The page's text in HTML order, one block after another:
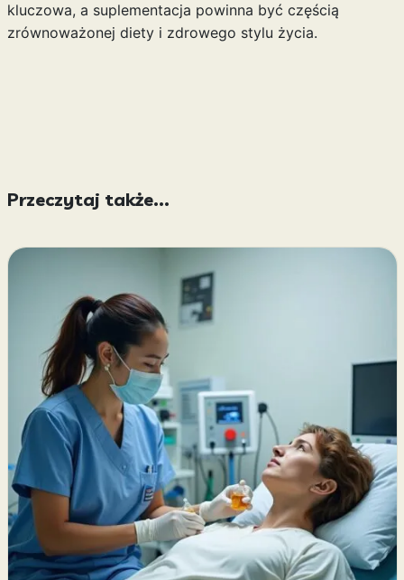
kluczowa, a suplementacja powinna być częścią
zrównoważonej diety i zdrowego stylu życia.
Przeczytaj także...